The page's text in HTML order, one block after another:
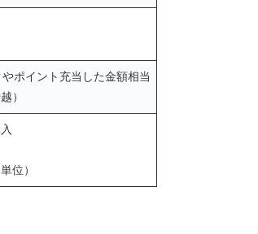
ポイント充当した金額相当
）
位）